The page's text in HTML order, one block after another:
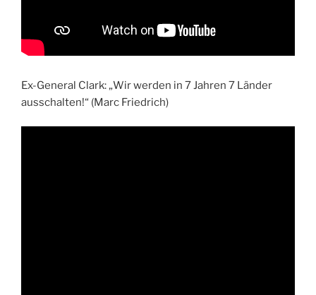
Ex-General Clark: „Wir werden in 7 Jahren 7 Länder
ausschalten!“ (Marc Friedrich)